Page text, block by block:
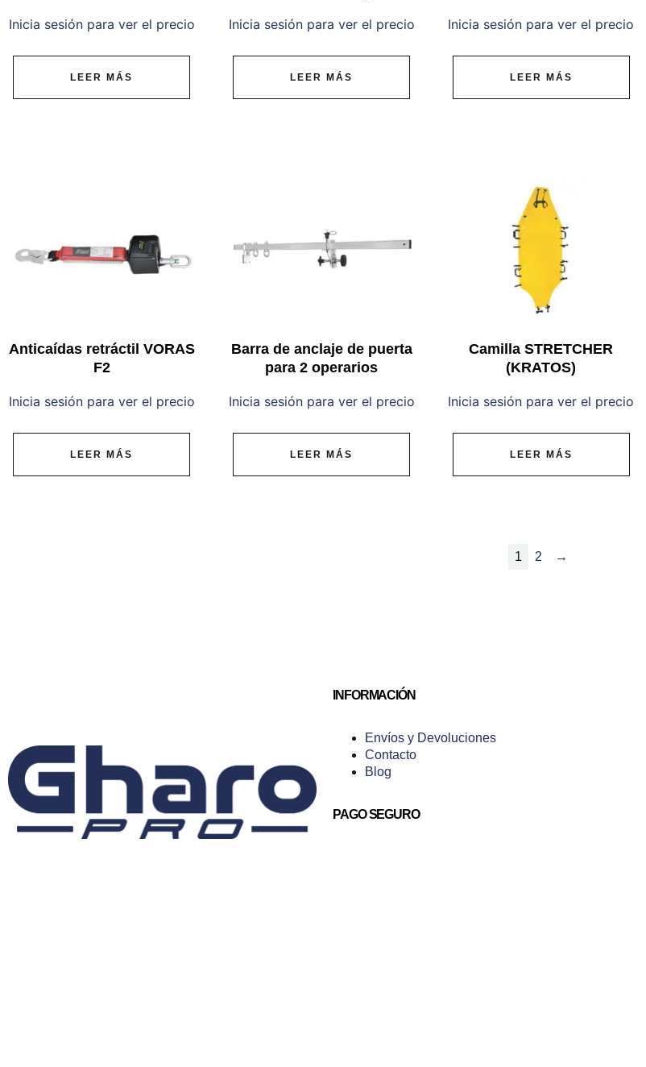
Inicia sesión para ver el precio
LEER MÁS
Inicia sesión para ver el precio
LEER MÁS
Inicia sesión para ver el precio
LEER MÁS
Anticaídas retráctil VORAS
F2
Inicia sesión para ver el precio
LEER MÁS
Barra de anclaje de puerta
para 2 operarios
Inicia sesión para ver el precio
LEER MÁS
Camilla STRETCHER
(KRATOS)
Inicia sesión para ver el precio
LEER MÁS
1 2 →
INFORMACIÓN
Envíos y Devoluciones
Contacto
Blog
PAGO SEGURO